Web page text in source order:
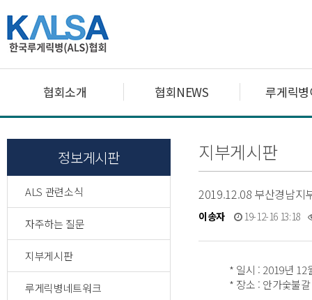
협회소개 협회NEWS 루게릭
정보게시판
ALS 관련소식
자주하는 질문
지부게시판
루게릭병네트워크
지부게시판
2019.12.08 부산경남지
이송자 19-12-16 13:18
* 일시 : 2019년 12월
* 장소 : 안가숯불갈